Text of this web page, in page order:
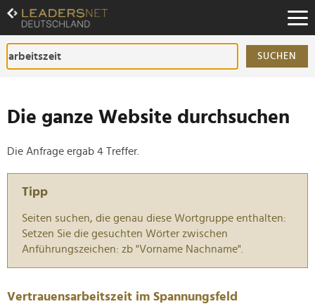
Zum
Inhalt
Zur
Fußzeilen-
Navigation
SUCHEN
Die ganze Website durchsuchen
Die Anfrage ergab 4 Treffer.
Tipp
Seiten suchen, die genau diese Wortgruppe enthalten:
Setzen Sie die gesuchten Wörter zwischen
Anführungszeichen: zb "Vorname Nachname".
Vertrauensarbeitszeit im Spannungsfeld